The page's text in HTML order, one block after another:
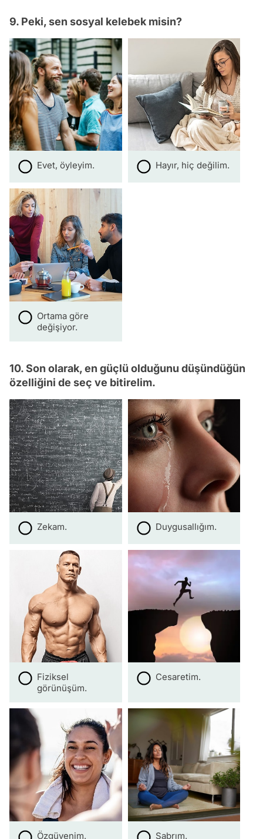
9. Peki, sen sosyal kelebek misin?
Evet, öyleyim. Hayır, hiç değilim.
Ortama göre
değişiyor.
10. Son olarak, en güçlü olduğunu düşündüğün
özelliğini de seç ve bitirelim.
Zekam. Duygusallığım.
Fiziksel
görünüşüm.
Cesaretim.
Özgüvenim. Sabrım.